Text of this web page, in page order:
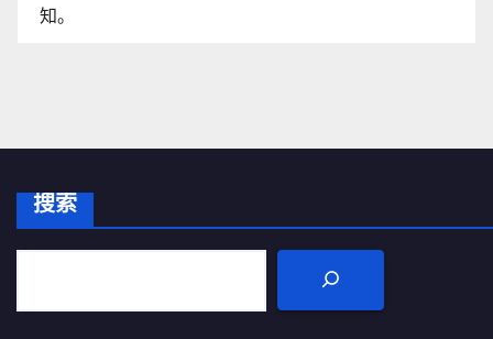
知。
搜索